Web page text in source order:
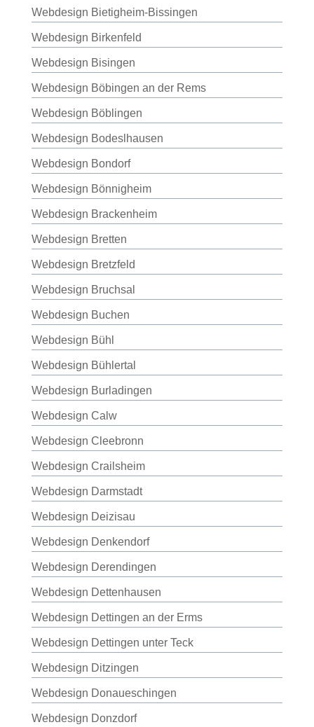
Webdesign Bietigheim-Bissingen
Webdesign Birkenfeld
Webdesign Bisingen
Webdesign Böbingen an der Rems
Webdesign Böblingen
Webdesign Bodeslhausen
Webdesign Bondorf
Webdesign Bönnigheim
Webdesign Brackenheim
Webdesign Bretten
Webdesign Bretzfeld
Webdesign Bruchsal
Webdesign Buchen
Webdesign Bühl
Webdesign Bühlertal
Webdesign Burladingen
Webdesign Calw
Webdesign Cleebronn
Webdesign Crailsheim
Webdesign Darmstadt
Webdesign Deizisau
Webdesign Denkendorf
Webdesign Derendingen
Webdesign Dettenhausen
Webdesign Dettingen an der Erms
Webdesign Dettingen unter Teck
Webdesign Ditzingen
Webdesign Donaueschingen
Webdesign Donzdorf